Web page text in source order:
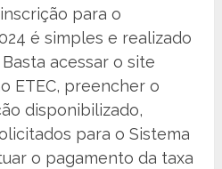
para o
é simples e realizado
acessar o site
ETEC, preencher o
disponibilizado,
para o Sistema
o pagamento da taxa